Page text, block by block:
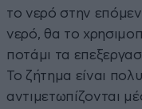
το νερό στην
νερό, θα το
ποτάμι τα
Το ζήτημα είναι
αντιμετωπίζονται